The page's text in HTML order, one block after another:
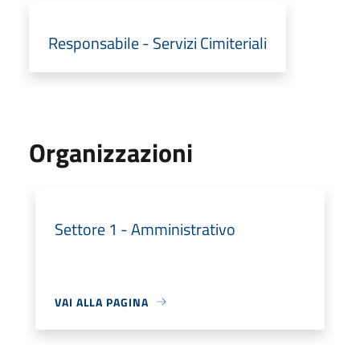
Responsabile - Servizi Cimiteriali
Organizzazioni
Settore 1 - Amministrativo
VAI ALLA PAGINA